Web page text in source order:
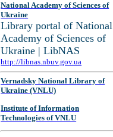
National Academy of Sciences of
Ukraine
Library portal of National
Academy of Sciences of
Ukraine | LibNAS
http://libnas.nbuv.gov.ua
Vernadsky National Library of
Ukraine (VNLU)
Institute of Information
Technologies of VNLU